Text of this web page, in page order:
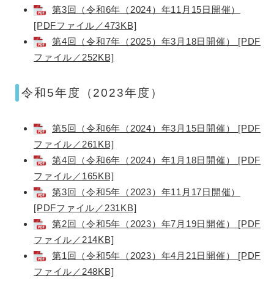
第3回（令和6年（2024）年11月15日開催）
[PDFファイル／473KB]
第4回（令和7年（2025）年3月18日開催） [PDF
ファイル／252KB]
令和5年度（2023年度）
第5回（令和6年（2024）年3月15日開催） [PDF
ファイル／261KB]
第4回（令和6年（2024）年1月18日開催） [PDF
ファイル／165KB]
第3回（令和5年（2023）年11月17日開催）
[PDFファイル／231KB]
第2回（令和5年（2023）年7月19日開催） [PDF
ファイル／214KB]
第1回（令和5年（2023）年4月21日開催） [PDF
ファイル／248KB]